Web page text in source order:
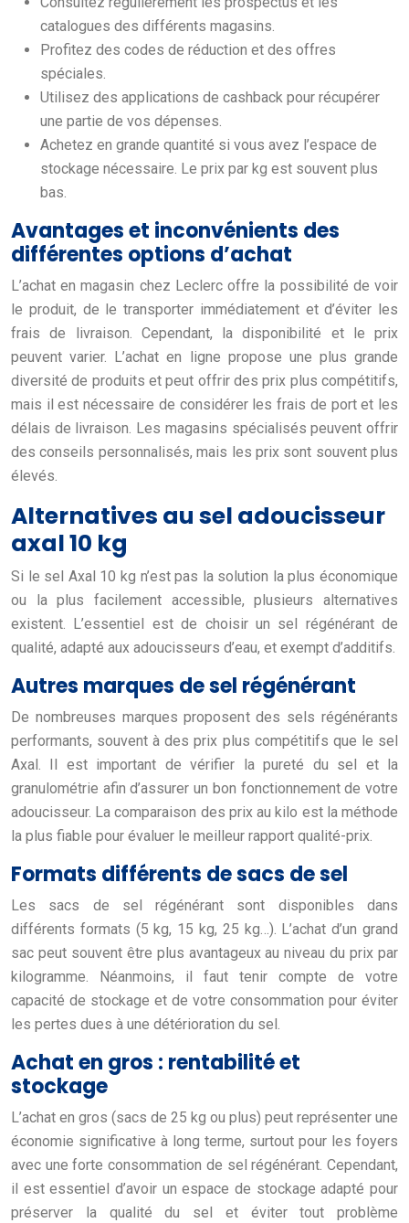
catalogues des différents magasins.
Profitez des codes de réduction et des offres
spéciales.
Utilisez des applications de cashback pour récupérer
une partie de vos dépenses.
Achetez en grande quantité si vous avez l’espace de
stockage nécessaire. Le prix par kg est souvent plus
bas.
Avantages et inconvénients des
différentes options d’achat
L’achat en magasin chez Leclerc offre la possibilité de voir
le produit, de le transporter immédiatement et d’éviter les
frais de livraison. Cependant, la disponibilité et le prix
peuvent varier. L’achat en ligne propose une plus grande
diversité de produits et peut offrir des prix plus compétitifs,
mais il est nécessaire de considérer les frais de port et les
délais de livraison. Les magasins spécialisés peuvent offrir
des conseils personnalisés, mais les prix sont souvent plus
élevés.
Alternatives au sel adoucisseur
axal 10 kg
Si le sel Axal 10 kg n’est pas la solution la plus économique
ou la plus facilement accessible, plusieurs alternatives
existent. L’essentiel est de choisir un sel régénérant de
qualité, adapté aux adoucisseurs d’eau, et exempt d’additifs.
Autres marques de sel régénérant
De nombreuses marques proposent des sels régénérants
performants, souvent à des prix plus compétitifs que le sel
Axal. Il est important de vérifier la pureté du sel et la
granulométrie afin d’assurer un bon fonctionnement de votre
adoucisseur. La comparaison des prix au kilo est la méthode
la plus fiable pour évaluer le meilleur rapport qualité-prix.
Formats différents de sacs de sel
Les sacs de sel régénérant sont disponibles dans
différents formats (5 kg, 15 kg, 25 kg…). L’achat d’un grand
sac peut souvent être plus avantageux au niveau du prix par
kilogramme. Néanmoins, il faut tenir compte de votre
capacité de stockage et de votre consommation pour éviter
les pertes dues à une détérioration du sel.
Achat en gros : rentabilité et
stockage
L’achat en gros (sacs de 25 kg ou plus) peut représenter une
économie significative à long terme, surtout pour les foyers
avec une forte consommation de sel régénérant. Cependant,
il est essentiel d’avoir un espace de stockage adapté pour
préserver la qualité du sel et éviter tout problème